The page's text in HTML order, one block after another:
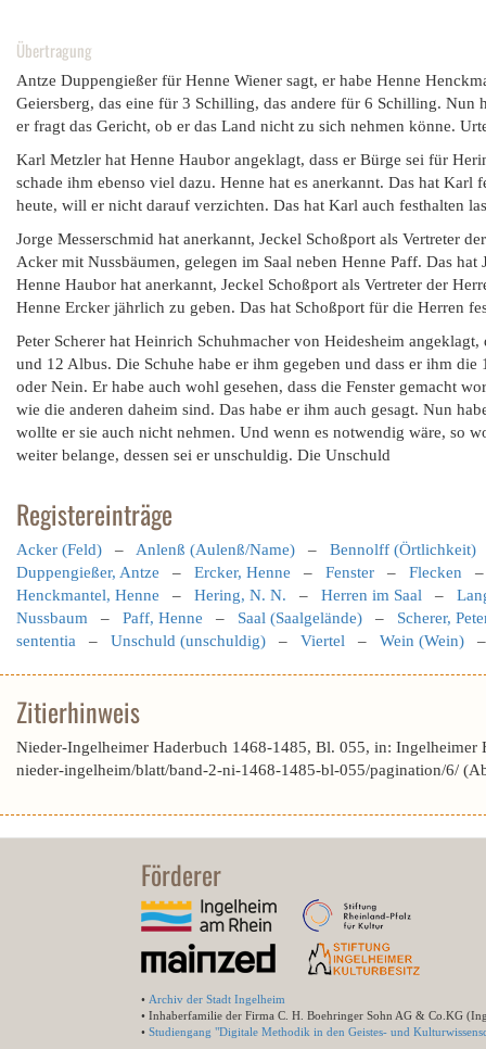
Übertragung
Antze Duppengießer für Henne Wiener sagt, er habe Henne
Geiersberg, das eine für 3 Schilling, das andere für 6 Schilling. Nun
er fragt das Gericht, ob er das Land nicht zu sich nehmen könne.
Karl Metzler hat Henne Haubor angeklagt, dass er Bürge sei für
schade ihm ebenso viel dazu. Henne hat es anerkannt. Das hat
heute, will er nicht darauf verzichten. Das hat Karl auch festhalten
Jorge Messerschmid hat anerkannt, Jeckel Schoßport als Vertreter
Acker mit Nussbäumen, gelegen im Saal neben Henne Paff. Das
Henne Haubor hat anerkannt, Jeckel Schoßport als Vertreter der
Henne Ercker jährlich zu geben. Das hat Schoßport für die Herren
Peter Scherer hat Heinrich Schuhmacher von Heidesheim
und 12 Albus. Die Schuhe habe er ihm gegeben und dass er ihm
oder Nein. Er habe auch wohl gesehen, dass die Fenster gemacht
wie die anderen daheim sind. Das habe er ihm auch gesagt. Nun
wollte er sie auch nicht nehmen. Und wenn es notwendig wäre, so
weiter belange, dessen sei er unschuldig. Die Unschuld
Registereinträge
Acker (Feld) – Anlenß (Aulenß/Name) – Bennolff (Örtlichkeit)
Duppengießer, Antze – Ercker, Henne – Fenster – Flecken
Henckmantel, Henne – Hering, N. N. – Herren im Saal –
Nussbaum – Paff, Henne – Saal (Saalgelände) – Scherer,
sententia – Unschuld (unschuldig) – Viertel – Wein (Wein)
Zitierhinweis
Nieder-Ingelheimer Haderbuch 1468-1485, Bl. 055, in:
nieder-ingelheim/blatt/band-2-ni-1468-1485-bl-055/pagination/6/
Förderer
• Archiv der Stadt Ingelheim
• Inhaberfamilie der Firma C. H. Boehringer Sohn AG & Co.KG
• Studiengang "Digitale Methodik in den Geistes- und